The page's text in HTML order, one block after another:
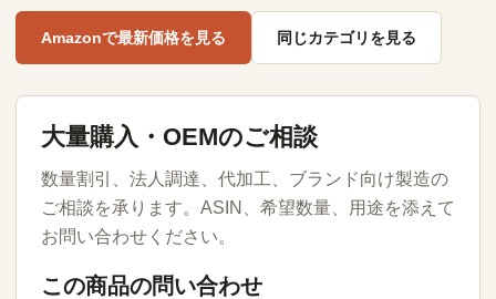
Amazonで最新価格を見る 同じカテゴリを見る
大量購入・OEMのご相談
数量割引、法人調達、代加工、ブランド向け製造の
ご相談を承ります。ASIN、希望数量、用途を添えて
お問い合わせください。
この商品の問い合わせ